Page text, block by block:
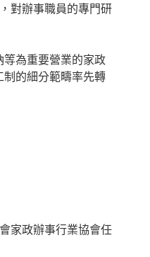
對辦事職員的專門研
為重要營業的家政
的細分範疇率先轉
家政辦事行業協會任